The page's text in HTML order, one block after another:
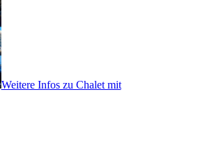
Weitere Infos zu Chalet mit